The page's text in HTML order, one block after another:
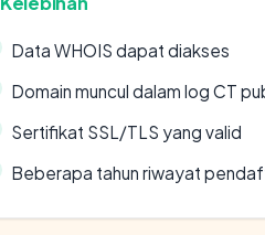
Data WHOIS dapat diakses
Domain muncul dalam log CT
Sertifikat SSL/TLS yang valid
Beberapa tahun riwayat